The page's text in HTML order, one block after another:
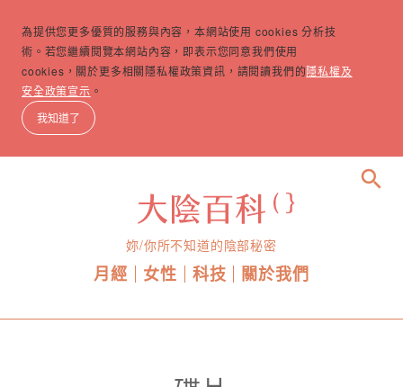
為提供您更多優質的服務與內容，本網站使用 cookies 分析技
術。若您繼續閱覽本網站內容，即表示您同意我們使用
cookies，關於更多相關隱私權政策資訊，請閱讀我們的隱私權及
安全政策宣示 。
我知道了
妳/你所不知道的陰部秘密
月經 女性 科技 關於我們
search